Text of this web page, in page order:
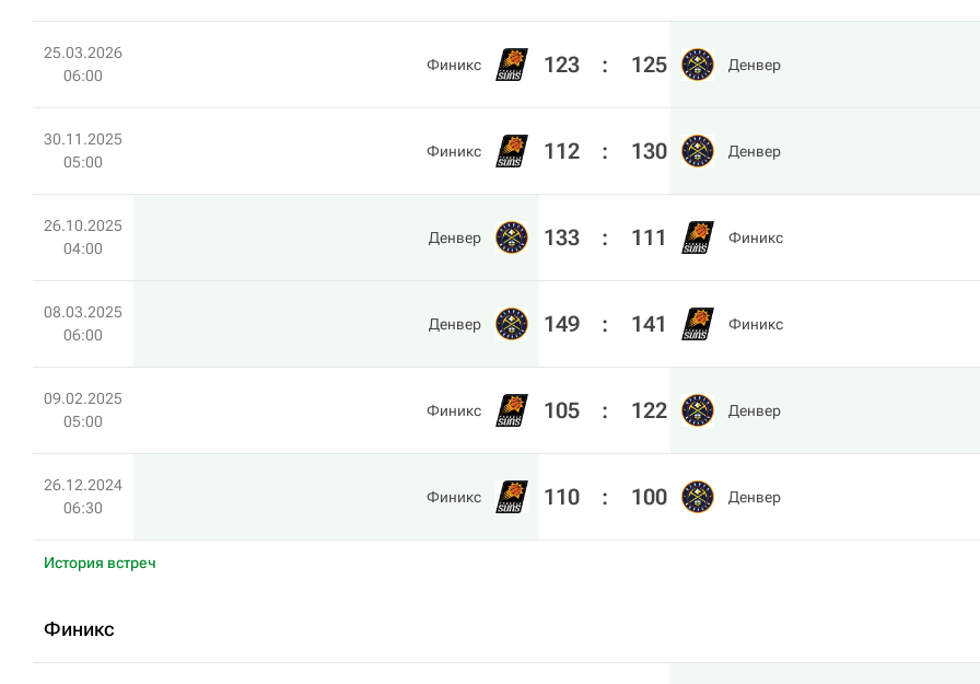
25.03.2026
06:00
Финикс 123 : 125 Денвер
30.11.2025
05:00
Финикс 112 : 130 Денвер
26.10.2025
04:00
Денвер 133 : 111 Финикс
08.03.2025
06:00
Денвер 149 : 141 Финикс
09.02.2025
05:00
Финикс 105 : 122 Денвер
26.12.2024
06:30
Финикс 110 : 100 Денвер
История встреч
Финикс